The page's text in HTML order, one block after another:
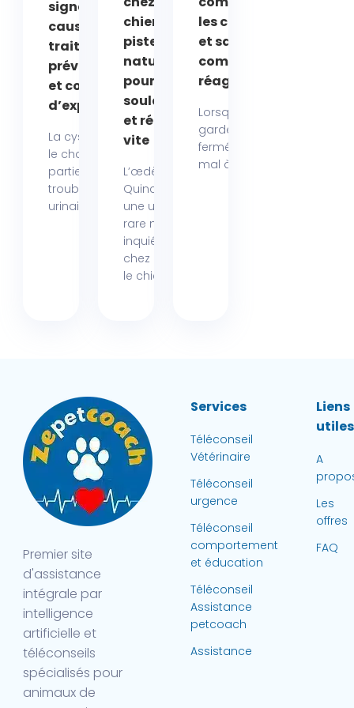
signes,
causes,
traitements,
prévention
et conseils
d’expert
La cystite chez
le chat fait
partie des
troubles
urinaires...
chien : des
pistes
naturelles
pour
soulager
et réagir
vite
L’œdème de
Quincke est
une urgence
rare mais
inquiétante
chez
le chien,...
les causes
et savoir
comment
réagir
Lorsqu’un chat
garde un œil
fermé ou a du
mal à l’ouvrir,...
Premier site
d'assistance
intégrale par
intelligence
artificielle et
téléconseils
spécialisés pour
animaux de
Services
Téléconseil
Vétérinaire
Téléconseil
urgence
Téléconseil
comportement
et éducation
Téléconseil
Assistance
petcoach
Assistance
Liens
utiles
A
Les
offres
FAQ